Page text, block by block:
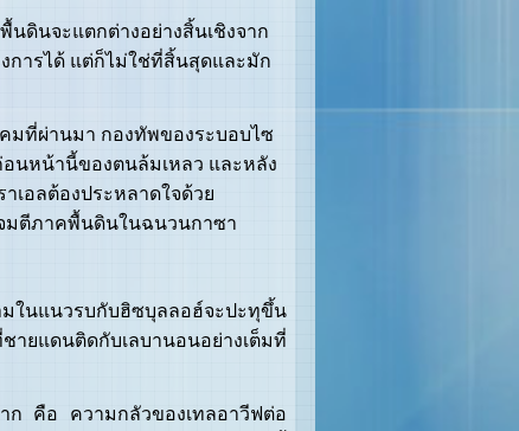
นจะแตกต่างอย่างสิ้นเชิงจาก
การได้ แต่ก็ไม่ใช่ที่สิ้นสุดและมัก
ที่ผ่านมา กองทัพของระบอบไซ
นหน้านี้ของตนล้มเหลว และหลัง
เอลต้องประหลาดใจด้วย
มตีภาคพื้นดินในฉนวนกาซา
ในแนวรบกับฮิซบุลลอฮ์จะปะทุขึ้น
แดนติดกับเลบานอนอย่างเต็มที่
ก คือ ความกลัวของเทลอาวีฟต่อ